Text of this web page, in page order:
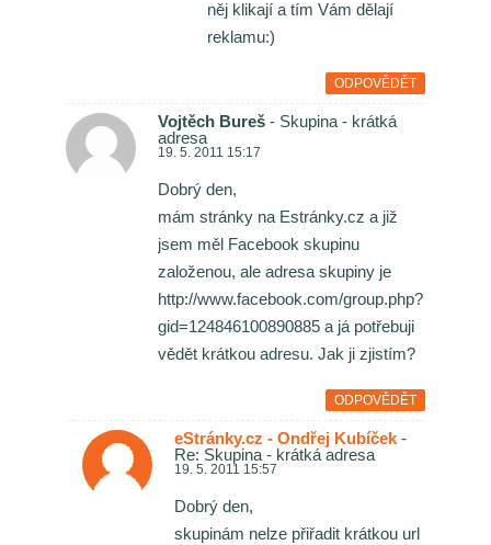
něj klikají a tím Vám dělají
reklamu:)
ODPOVĚDĚT
Vojtěch Bureš - Skupina - krátká
adresa
19. 5. 2011 15:17
Dobrý den,
mám stránky na Estránky.cz a již
jsem měl Facebook skupinu
založenou, ale adresa skupiny je
http://www.facebook.com/group.php?
gid=124846100890885 a já potřebuji
vědět krátkou adresu. Jak ji zjistím?
ODPOVĚDĚT
eStránky.cz - Ondřej Kubíček -
Re: Skupina - krátká adresa
19. 5. 2011 15:57
Dobrý den,
skupinám nelze přiřadit krátkou url